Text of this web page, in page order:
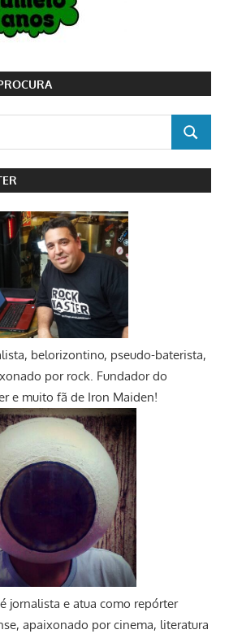
SEARCH
belorizontino, pseudo-baterista,
por rock. Fundador do
e muito fã de Iron Maiden!
jornalista e atua como repórter
apaixonado por cinema, literatura